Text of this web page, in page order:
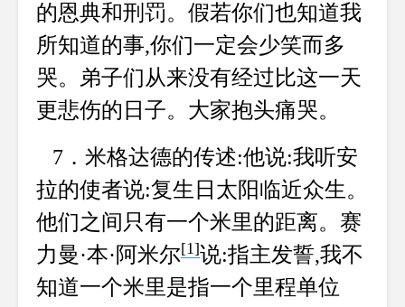
的恩典和刑罚。假若你们也知道我
所知道的事,你们一定会少笑而多
哭。弟子们从来没有经过比这一天
更悲伤的日子。大家抱头痛哭。
7．米格达德的传述:他说:我听安
拉的使者说:复生日太阳临近众生。
他们之间只有一个米里的距离。赛
力曼·本·阿米尔[1]说:指主发誓,我不
知道一个米里是指一个里程单位